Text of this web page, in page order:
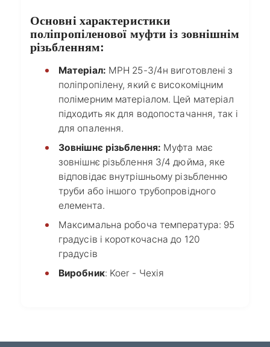
Основні характеристики
поліпропіленової муфти із зовнішнім
різьбленням:
Матеріал: МРН 25-3/4н виготовлені з
поліпропілену, який є високоміцним
полімерним матеріалом. Цей матеріал
підходить як для водопостачання, так і
для опалення.
Зовнішнє різьблення: Муфта має
зовнішнє різьблення 3/4 дюйма, яке
відповідає внутрішньому різьбленню
труби або іншого трубопровідного
елемента.
Максимальна робоча температура: 95
градусів і короткочасна до 120
градусів
Виробник: Koer - Чехія